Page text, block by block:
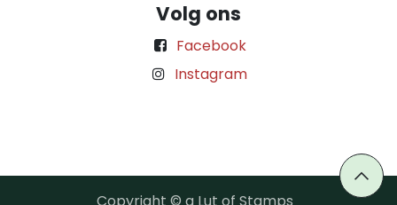
Volg ons
Facebook
Instagram
Copyright © a Lut of Stamps